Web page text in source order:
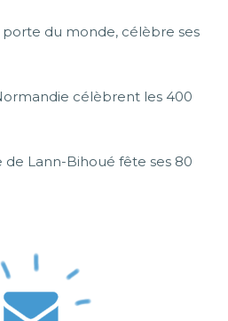
porte du monde, célèbre ses
célèbrent les 400
de Lann-Bihoué fête ses 80